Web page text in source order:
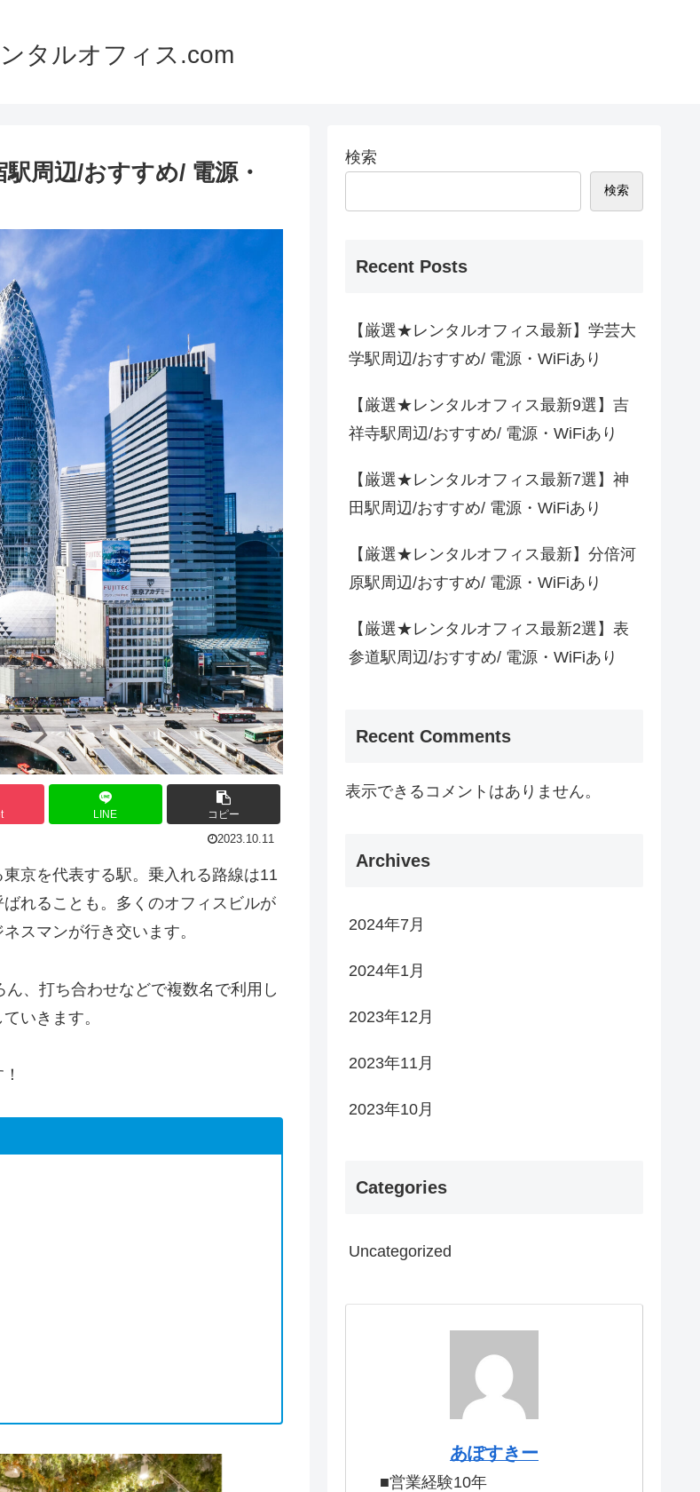
タルオフィス.com
周辺/おすすめ/ 電源・
LINE コピー
2023.10.11
京を代表する駅。乗入れる路線は11
れることも。多くのオフィスビルが
スマンが行き交います。
、打ち合わせなどで複数名で利用し
いきます。
検索
検索
Recent Posts
【厳選★レンタルオフィス最新】学芸大
学駅周辺/おすすめ/ 電源・WiFiあり
【厳選★レンタルオフィス最新9選】吉
祥寺駅周辺/おすすめ/ 電源・WiFiあり
【厳選★レンタルオフィス最新7選】神
田駅周辺/おすすめ/ 電源・WiFiあり
【厳選★レンタルオフィス最新】分倍河
原駅周辺/おすすめ/ 電源・WiFiあり
【厳選★レンタルオフィス最新2選】表
参道駅周辺/おすすめ/ 電源・WiFiあり
Recent Comments
表示できるコメントはありません。
Archives
2024年7月
2024年1月
2023年12月
2023年11月
2023年10月
Categories
Uncategorized
あぽすきー
■営業経験10年